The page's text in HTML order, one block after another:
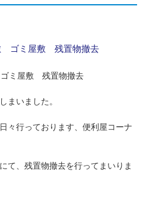
ゴミ屋敷 残置物撤去
まいました。
々行っております、便利屋コーナ
て、残置物撤去を行ってまいりま